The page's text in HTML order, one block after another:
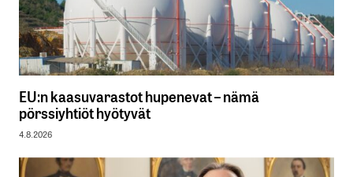
EU:n kaasuvarastot hupenevat – nämä
pörssiyhtiöt hyötyvät
4.8.2026